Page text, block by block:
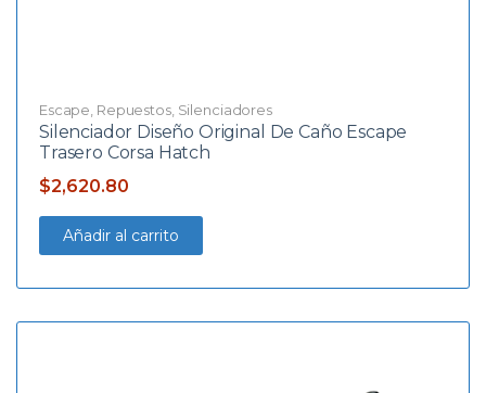
Escape Repuestos, Silenciadores
Silenciador Diseño Original De Caño Escape
Trasero Corsa Hatch
$2,620.80
Añadir al carrito